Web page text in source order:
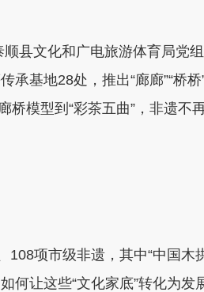
县文化和广电旅游体育局党
基地28处，推出“廊廊”“桥
模型到“彩茶五曲”，非遗不
项市级非遗，其中“中国木
何让这些“文化家底”转化为发